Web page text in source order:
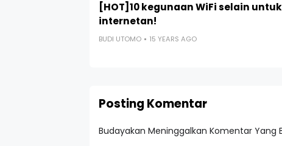
[HOT]10 kegunaan WiFi selain untuk
internetan!
BUDI UTOMO 15 YEARS AGO
Posting Komentar
Budayakan Meninggalkan Komentar Yang